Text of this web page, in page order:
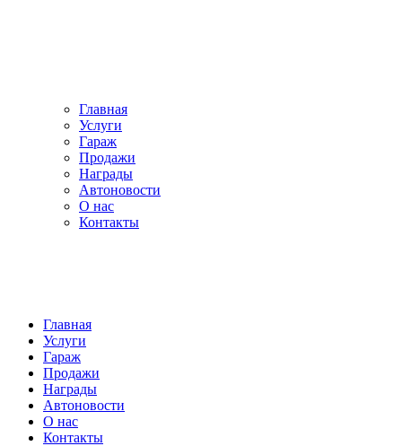
Главная
Услуги
Гараж
Продажи
Награды
Автоновости
О нас
Контакты
Главная
Услуги
Гараж
Продажи
Награды
Автоновости
О нас
Контакты